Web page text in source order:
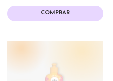
COMPRAR